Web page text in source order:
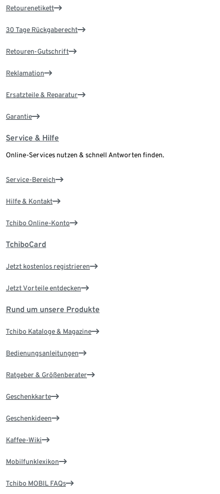
Retourenetikett
30 Tage Rückgaberecht
Retouren-Gutschrift
Reklamation
Ersatzteile & Reparatur
Garantie
Service & Hilfe
Online-Services nutzen & schnell Antworten finden.
Service-Bereich
Hilfe & Kontakt
Tchibo Online-Konto
TchiboCard
Jetzt kostenlos registrieren
Jetzt Vorteile entdecken
Rund um unsere Produkte
Tchibo Kataloge & Magazine
Bedienungsanleitungen
Ratgeber & Größenberater
Geschenkkarte
Geschenkideen
Kaffee-Wiki
Mobilfunklexikon
Tchibo MOBIL FAQs